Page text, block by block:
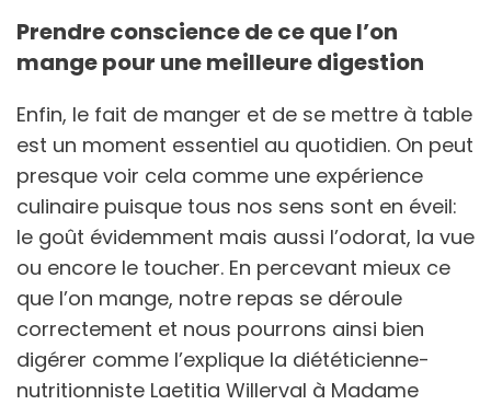
Prendre conscience de ce que l’on
mange pour une meilleure digestion
Enfin, le fait de manger et de se mettre à table
est un moment essentiel au quotidien. On peut
presque voir cela comme une expérience
culinaire puisque tous nos sens sont en éveil:
le goût évidemment mais aussi l’odorat, la vue
ou encore le toucher. En percevant mieux ce
que l’on mange, notre repas se déroule
correctement et nous pourrons ainsi bien
digérer comme l’explique la diététicienne-
nutritionniste Laetitia Willerval à Madame